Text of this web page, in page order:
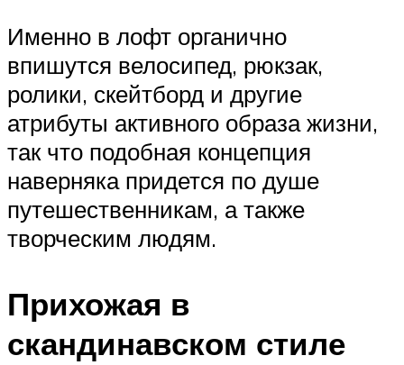
Именно в лофт органично
впишутся велосипед, рюкзак,
ролики, скейтборд и другие
атрибуты активного образа жизни,
так что подобная концепция
наверняка придется по душе
путешественникам, а также
творческим людям.
Прихожая в
скандинавском стиле